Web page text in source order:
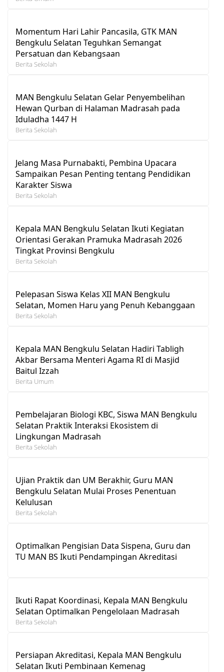
Momentum Hari Lahir Pancasila, GTK MAN
Bengkulu Selatan Teguhkan Semangat
Persatuan dan Kebangsaan
Berita Sekolah
MAN Bengkulu Selatan Gelar Penyembelihan
Hewan Qurban di Halaman Madrasah pada
Iduladha 1447 H
Berita Sekolah
Jelang Masa Purnabakti, Pembina Upacara
Sampaikan Pesan Penting tentang Pendidikan
Karakter Siswa
Berita Sekolah
Kepala MAN Bengkulu Selatan Ikuti Kegiatan
Orientasi Gerakan Pramuka Madrasah 2026
Tingkat Provinsi Bengkulu
Berita Sekolah
Pelepasan Siswa Kelas XII MAN Bengkulu
Selatan, Momen Haru yang Penuh Kebanggaan
Berita Sekolah
Kepala MAN Bengkulu Selatan Hadiri Tabligh
Akbar Bersama Menteri Agama RI di Masjid
Baitul Izzah
Berita Umum
Pembelajaran Biologi KBC, Siswa MAN Bengkulu
Selatan Praktik Interaksi Ekosistem di
Lingkungan Madrasah
Berita Sekolah
Ujian Praktik dan UM Berakhir, Guru MAN
Bengkulu Selatan Mulai Proses Penentuan
Kelulusan
Berita Sekolah
Optimalkan Pengisian Data Sispena, Guru dan
TU MAN BS Ikuti Pendampingan Akreditasi
Ikuti Rapat Koordinasi, Kepala MAN Bengkulu
Selatan Optimalkan Pengelolaan Madrasah
Berita Sekolah
Persiapan Akreditasi, Kepala MAN Bengkulu
Selatan Ikuti Pembinaan Kemenag